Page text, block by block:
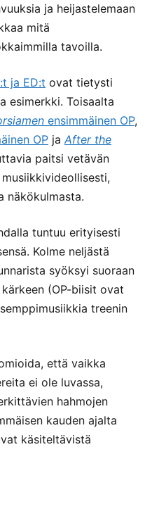
ja heijastelemaan
mitä
tavoilla.
ja ED:t ovat tietysti
esimerkki. Toisaalta
ensimmäinen OP,
OP ja After the
paitsi vetävän
näkökulmasta.
tuntuu erityisesti
Kolme neljästä
syöksyi suoraan
(OP-biisit ovat
treenin
että vaikka
ei ole luvassa,
hahmojen
kauden ajalta
käsiteltävistä